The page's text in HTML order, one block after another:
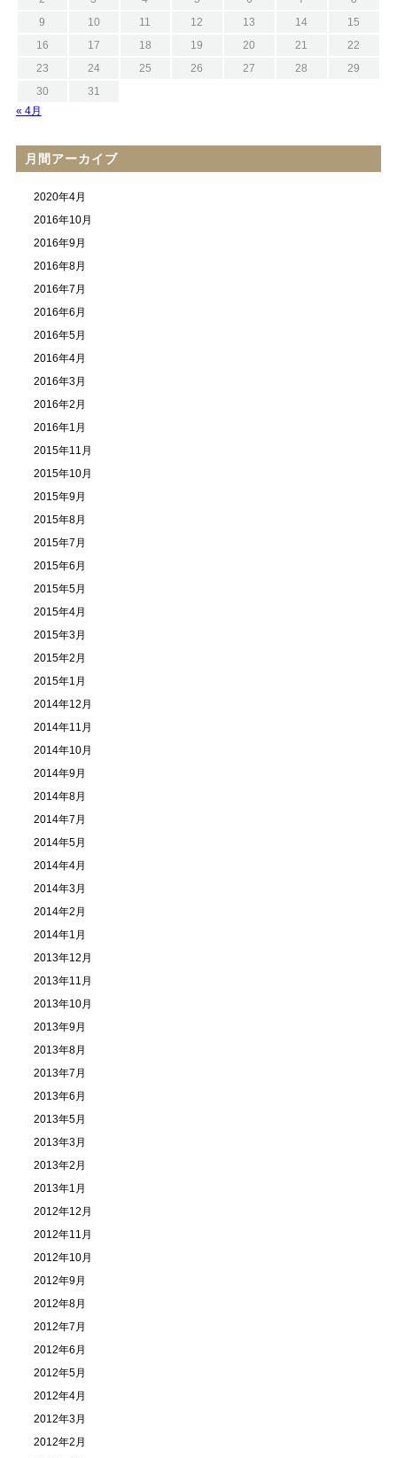
9
10 11 12 13 14
15
16
17 18 19 20 21
22
23
24 25 26 27 28
29
30
31
« 4月
月間アーカイブ
2020年4月
2016年10月
2016年9月
2016年8月
2016年7月
2016年6月
2016年5月
2016年4月
2016年3月
2016年2月
2016年1月
2015年11月
2015年10月
2015年9月
2015年8月
2015年7月
2015年6月
2015年5月
2015年4月
2015年3月
2015年2月
2015年1月
2014年12月
2014年11月
2014年10月
2014年9月
2014年8月
2014年7月
2014年5月
2014年4月
2014年3月
2014年2月
2014年1月
2013年12月
2013年11月
2013年10月
2013年9月
2013年8月
2013年7月
2013年6月
2013年5月
2013年3月
2013年2月
2013年1月
2012年12月
2012年11月
2012年10月
2012年9月
2012年8月
2012年7月
2012年6月
2012年5月
2012年4月
2012年3月
2012年2月